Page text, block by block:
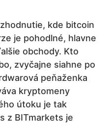
kde bitcoin
je pohodlné, hlavne
obchody. Kto
zvyčajne siahne po
peňaženka
kryptomeny
útoku je tak
z BITmarkets je